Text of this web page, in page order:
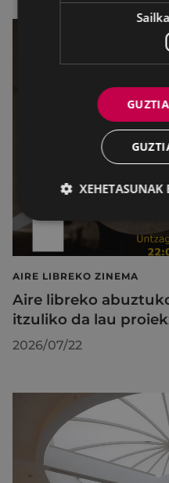
AIRE LIBREKO ZINEMA
Aire libreko
itzuliko da lau
2026/07/22
XEHETASUNAK